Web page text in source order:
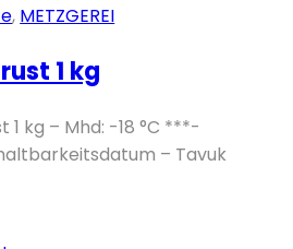
, METZGEREI
1 kg
1 kg – Mhd: -18 °C ***-
– Tavuk